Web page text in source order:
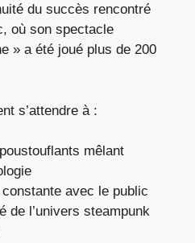
du succès rencontré
où son spectacle
» a été joué plus de 200
s’attendre à :
mêlant
avec le public
de l’univers steampunk